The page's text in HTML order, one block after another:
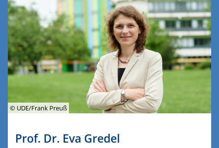
© UDE/Frank Preuß
Prof. Dr. Eva Gredel